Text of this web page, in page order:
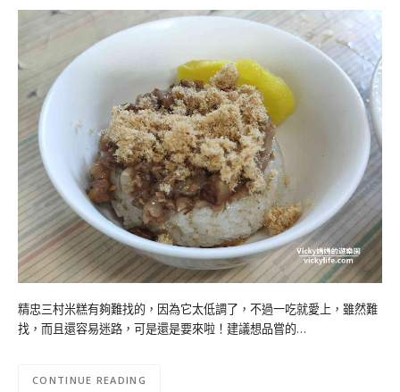
精忠三村米糕有夠難找的，因為它太低調了，不過一吃就愛上，雖然難
找，而且還容易迷路，可是還是要來啦！建議想品嘗的…
CONTINUE READING